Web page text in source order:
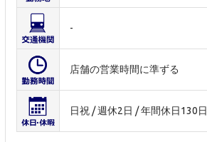
-
店舗の営業時間に準ずる
日祝 / 週休2日 / 年間休日130日